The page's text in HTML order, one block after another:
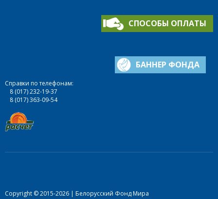
СПОСОБЫ ОПЛАТЫ
БАННЕР ФОНДА
Справки по телефонам:
8 (017) 232-19-37
8 (017) 363-09-54
Copyright © 2015-2026 | Белорусский Фонд Мира